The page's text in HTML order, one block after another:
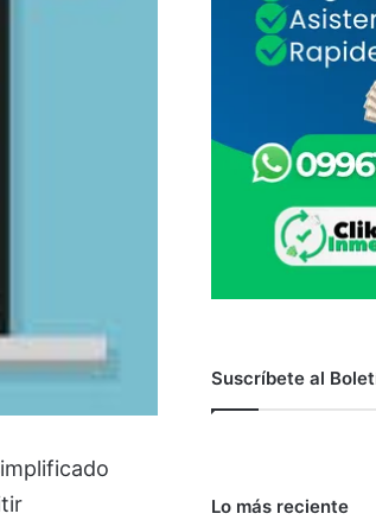
Suscríbete al
Lo más reciente